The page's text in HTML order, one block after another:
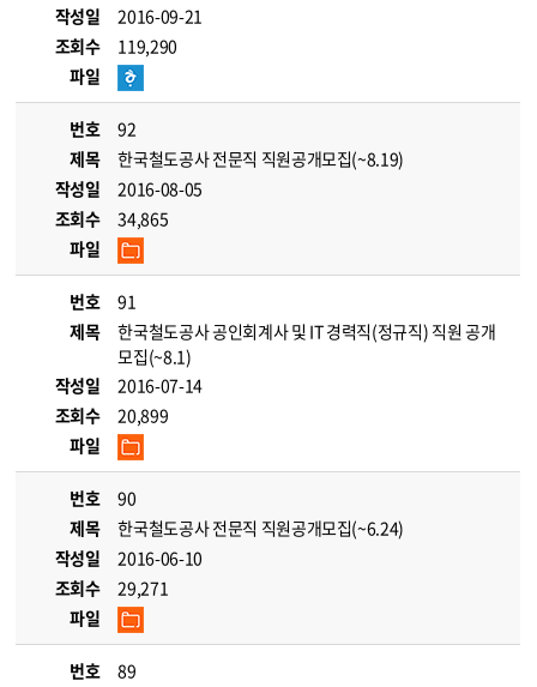
작성일
2016-09-21
조회수
119,290
파일
번호
92
제목
한국철도공사 전문직 직원공개모집(~8.19)
작성일
2016-08-05
조회수
34,865
파일
번호
91
제목
한국철도공사 공인회계사 및 IT 경력직(정규직) 직원 공개
모집(~8.1)
작성일
2016-07-14
조회수
20,899
파일
번호
90
제목
한국철도공사 전문직 직원공개모집(~6.24)
작성일
2016-06-10
조회수
29,271
파일
번호
89